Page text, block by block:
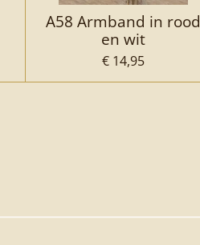
A58 Armband in rood
en wit
€ 14,95